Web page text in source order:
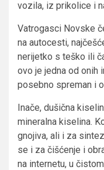
vozila, iz prikolice i
Vatrogasci Novske
na autocesti,
nerijetko s teško ili
ovo je jedna od onih
posebno spreman i
Inače, dušična
mineralna kiselina.
gnojiva, ali i za
se i za čišćenje i
na internetu, u